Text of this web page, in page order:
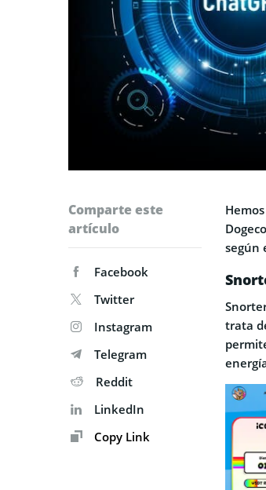
Comparte este
artículo
Facebook
Twitter
Instagram
Telegram
Reddit
LinkedIn
Copy Link
según
trata